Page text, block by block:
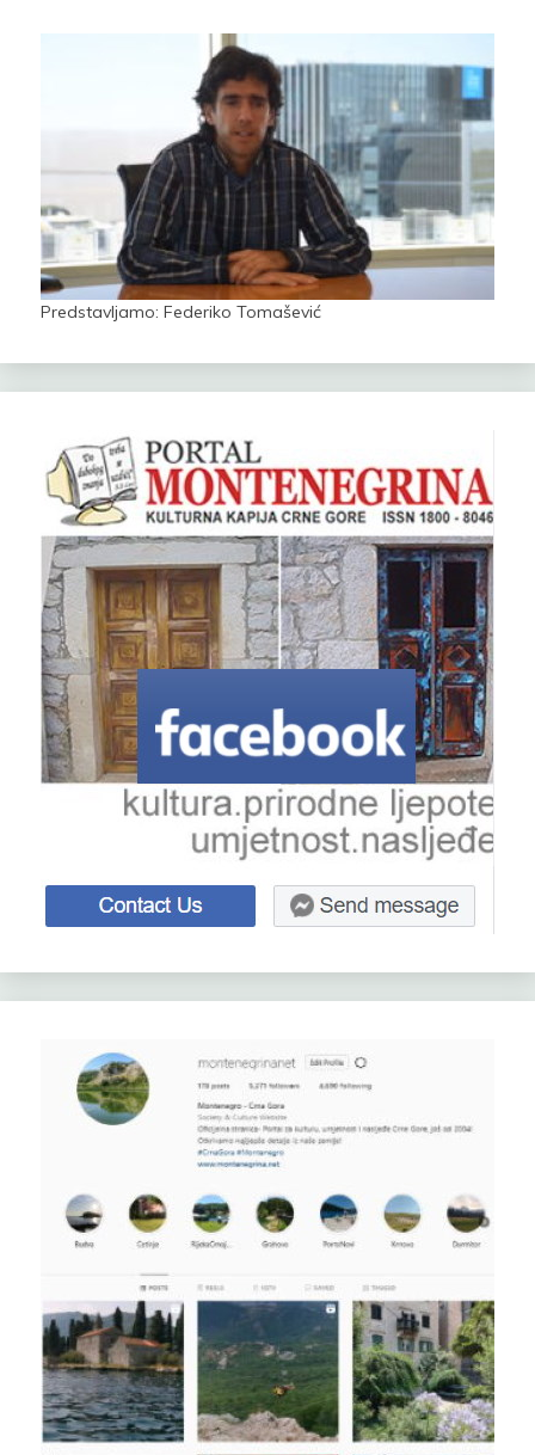
Predstavljamo: Federiko Tomašević